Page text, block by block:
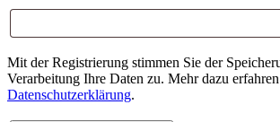
Mit der Registrierung stimmen Sie der
Verarbeitung Ihre Daten zu. Mehr dazu
Datenschutzerklärung.